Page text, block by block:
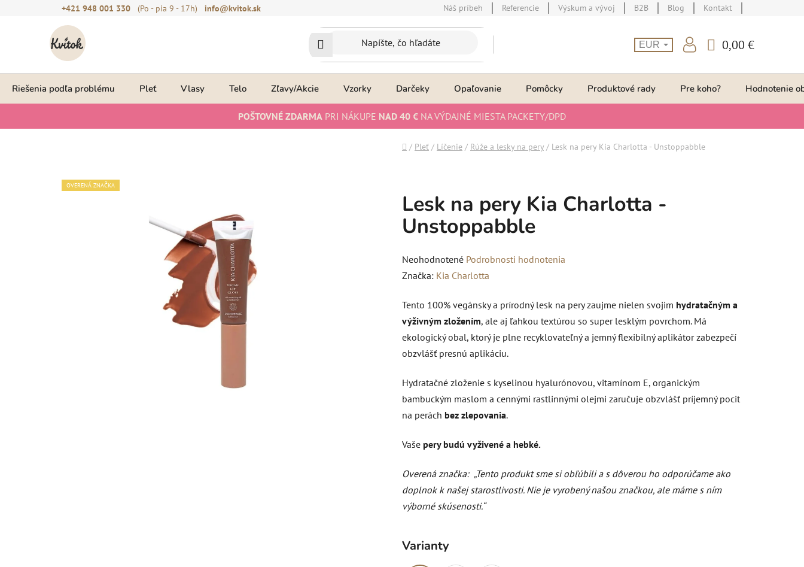
+421 948 001 330 (Po - pia 9 - 17h) info@kvitok.sk Náš príbeh Referencie Výskum a vývoj B2B Blog Kontakt
EUR
KOŠÍK
0,00 €
Riešenia podľa problému Pleť Vlasy Telo Zľavy/Akcie Vzorky Darčeky Opaľovanie Pomôcky Produktové rady Pre koho? Hodnotenie
POŠTOVNÉ ZDARMA PRI NÁKUPE NAD 40 € NA VÝDAJNÉ MIESTA PACKETY/DPD
Domov
/ Pleť / Líčenie / Rúže a lesky na pery / Lesk na pery Kia Charlotta - Unstoppabble
Lesk na pery Kia Charlotta -
Unstoppabble
Priemerné
hodnotenie
je
0,0
z
5
Neohodnotené Podrobnosti hodnotenia
Značka: Kia Charlotta
Tento 100% vegánsky a prírodný lesk na pery zaujme nielen svojim hydratačným a
výživným zložením, ale aj ľahkou textúrou so super lesklým povrchom. Má
ekologický obal, ktorý je plne recyklovateľný a jemný flexibilný aplikátor zabezpečí
obzvlášť presnú aplikáciu.
Hydratačné zloženie s kyselinou hyalurónovou, vitamínom E, organickým
bambuckým maslom a cennými rastlinnými olejmi zaručuje obzvlášť príjemný pocit
na perách bez zlepovania.
Vaše pery budú vyživené a hebké.
Overená značka: „Tento produkt sme si obľúbili a s dôverou ho odporúčame ako
doplnok k našej starostlivosti. Nie je vyrobený našou značkou, ale máme s ním
výborné skúsenosti.“
Varianty
OVERENÁ ZNAČKA